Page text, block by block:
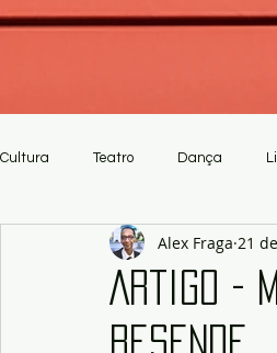
Cultura Teatro Dança
Artesanato
Artigo -
Resende
Alex Fraga 21